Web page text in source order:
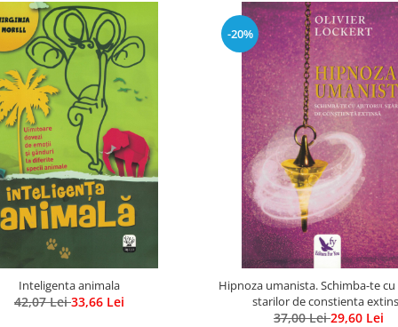
Inteligenta animala
42,07 Lei33,66 Lei
-20%
Hipnoza umanista. Schimba-te
starilor de constienta
37,00 Lei29,60 Lei